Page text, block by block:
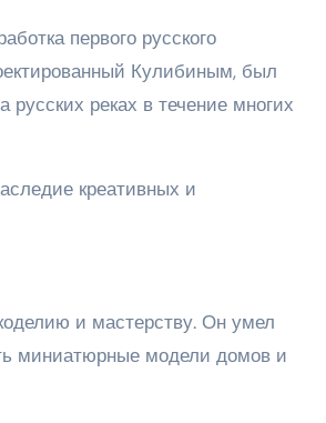
первого русского
Кулибиным, был
реках в течение многих
креативных и
и мастерству. Он умел
миниатюрные модели домов и